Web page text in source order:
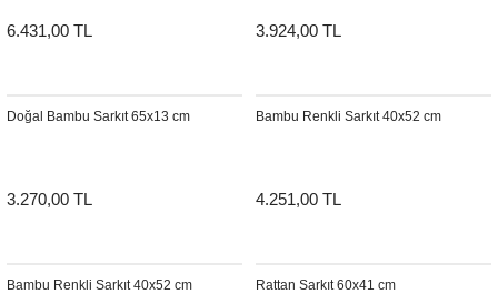
6.431,00 TL 3.924,00 TL
Doğal Bambu Sarkıt 65x13 cm
3.270,00 TL
Bambu Renkli Sarkıt 40x52 cm
4.251,00 TL
Bambu Renkli Sarkıt 40x52 cm Rattan Sarkıt 60x41 cm